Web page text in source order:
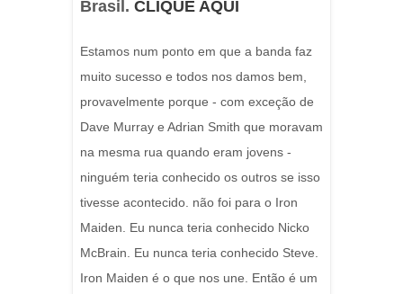
Brasil. CLIQUE AQUI
Estamos num ponto em que a banda faz
muito sucesso e todos nos damos bem,
provavelmente porque - com exceção de
Dave Murray e Adrian Smith que moravam
na mesma rua quando eram jovens -
ninguém teria conhecido os outros se isso
tivesse acontecido. não foi para o Iron
Maiden. Eu nunca teria conhecido Nicko
McBrain. Eu nunca teria conhecido Steve.
Iron Maiden é o que nos une. Então é um